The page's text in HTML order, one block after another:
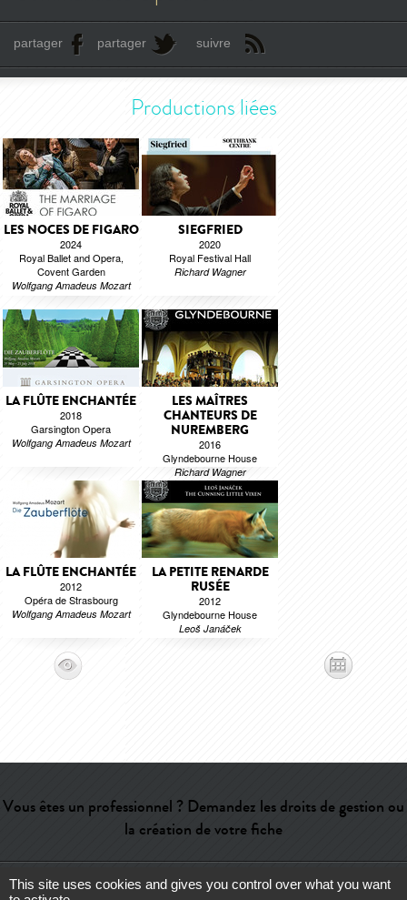
partager partager suivre
Productions liées
LES NOCES DE FIGARO
2024
Royal Ballet and Opera,
Covent Garden
Wolfgang Amadeus Mozart
SIEGFRIED
2020
Royal Festival Hall
Richard Wagner
LA FLÛTE ENCHANTÉE
2018
Garsington Opera
Wolfgang Amadeus Mozart
LES MAÎTRES
CHANTEURS DE
NUREMBERG
2016
Glyndebourne House
Richard Wagner
LA FLÛTE ENCHANTÉE
2012
Opéra de Strasbourg
Wolfgang Amadeus Mozart
LA PETITE RENARDE
RUSÉE
2012
Glyndebourne House
Leoš Janáček
Vous êtes un professionnel ? Demandez les droits de gestion ou
la création de votre fiche
Aide-Contact-Admin-Lexique-CGU-Qui sommes-nous ?-
This site uses cookies and gives you control over what you want